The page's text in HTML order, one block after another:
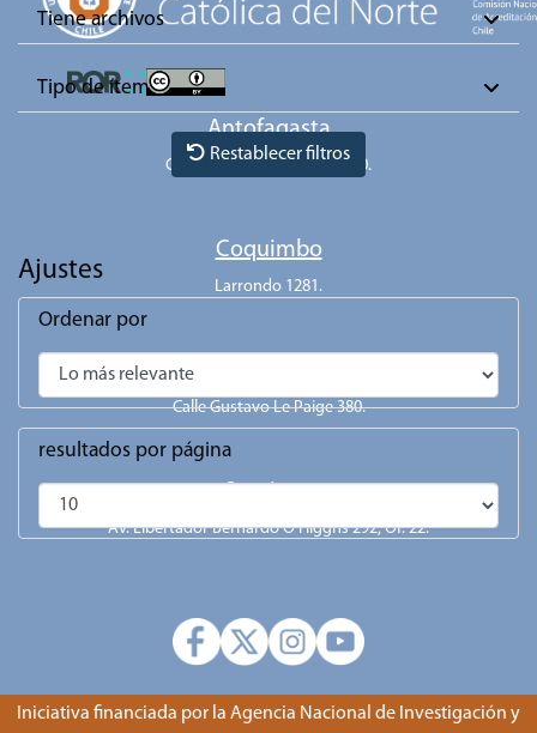
Tiene archivos
Tipo de ítem
Restablecer filtros
Ajustes
Ordenar por
resultados por página
Antofagasta
Casa Central. Angamos 0610.
Coquimbo
Larrondo 1281.
San Pedro de Atacama
Calle Gustavo Le Paige 380.
Av. Libertador Bernardo O'Higgns 292, Of. 22.
Iniciativa financiada por la Agencia Nacional de Investigación y